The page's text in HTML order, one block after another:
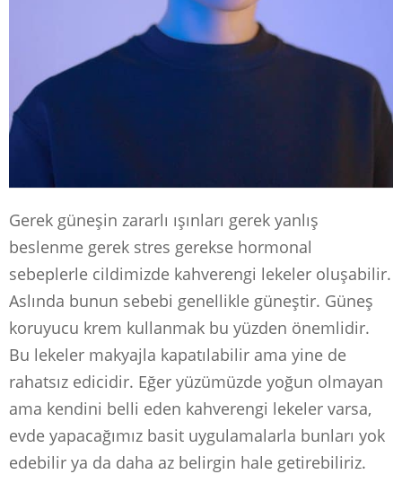
Gerek güneşin zararlı ışınları gerek yanlış
beslenme gerek stres gerekse hormonal
sebeplerle cildimizde kahverengi lekeler oluşabilir.
Aslında bunun sebebi genellikle güneştir. Güneş
koruyucu krem kullanmak bu yüzden önemlidir.
Bu lekeler makyajla kapatılabilir ama yine de
rahatsız edicidir. Eğer yüzümüzde yoğun olmayan
ama kendini belli eden kahverengi lekeler varsa,
evde yapacağımız basit uygulamalarla bunları yok
edebilir ya da daha az belirgin hale getirebiliriz.